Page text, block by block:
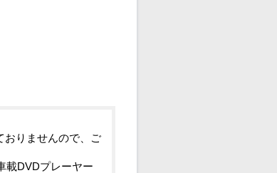
おりませんので、ご
載DVDプレーヤー